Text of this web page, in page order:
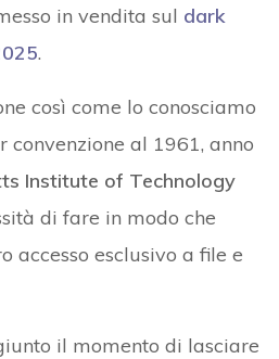
in vendita sul dark
.
così come lo conosciamo
convenzione al 1961, anno
Institute of Technology
di fare in modo che
accesso esclusivo a file e
il momento di lasciare